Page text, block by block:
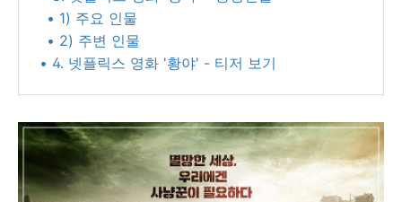
• 1) 주요 인물
• 2) 주변 인물
• 4. 넷플릭스 영화 '황야' - 티저 보기